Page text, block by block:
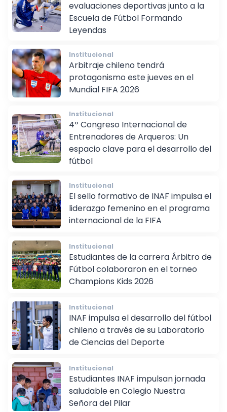
evaluaciones deportivas junto a la
Escuela de Fútbol Formando
Leyendas
Institucional
Arbitraje chileno tendrá
protagonismo este jueves en el
Institucional
4º Congreso Internacional de
Entrenadores de Arqueros: Un
espacio clave para el desarrollo del
Institucional
El sello formativo de INAF impulsa el
liderazgo femenino en el programa
Institucional
Estudiantes de la carrera Árbitro de
Fútbol colaboraron en el torneo
Champions Kids 2026
Institucional
INAF impulsa el desarrollo del fútbol
chileno a través de su Laboratorio
de Ciencias del Deporte
Institucional
Estudiantes INAF impulsan jornada
saludable en Colegio Nuestra